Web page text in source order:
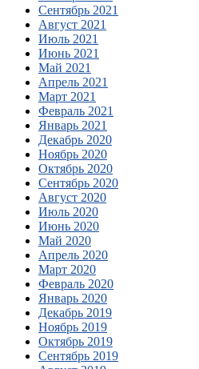
Сентябрь 2021
Август 2021
Июль 2021
Июнь 2021
Май 2021
Апрель 2021
Март 2021
Февраль 2021
Январь 2021
Декабрь 2020
Ноябрь 2020
Октябрь 2020
Сентябрь 2020
Август 2020
Июль 2020
Июнь 2020
Май 2020
Апрель 2020
Март 2020
Февраль 2020
Январь 2020
Декабрь 2019
Ноябрь 2019
Октябрь 2019
Сентябрь 2019